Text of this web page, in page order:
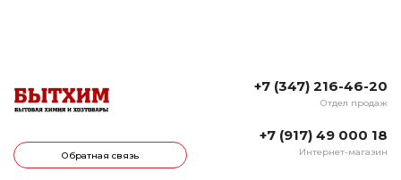
Обратная связь
+7 (347) 216-46-20
Отдел продаж
+7 (917) 49 000 18
Интернет-магазин